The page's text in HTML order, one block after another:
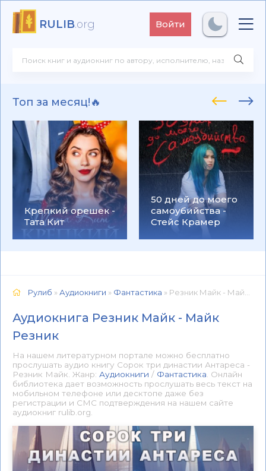
RULIB.org Войти
Топ за месяц!🔥
Крепкий орешек -
Тата Кит
50 дней до моего
самоубийства -
Стейс Крамер
Рулиб »Аудиокниги » Фантастика » Резник Майк - Майк Резник 📕 - Книга онлайн бесплатно
Аудиокнига Резник Майк - Майк
Резник
На нашем литературном портале можно бесплатно
прослушать аудио книгу Сорок три династии Антареса -
Резник Майк. Жанр: Аудиокниги / Фантастика . Онлайн
библиотека дает возможность прослушать весь текст на
мобильном телефоне или десктопе даже без
регистрации и СМС подтверждения на нашем сайте
аудиокниг rulib.org.